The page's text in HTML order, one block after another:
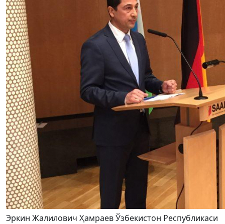
Эркин Жалилович Ҳамраев Ўзбекистон Республикаси